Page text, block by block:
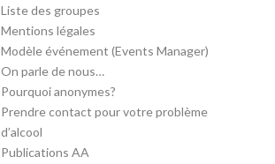
Liste des groupes
Mentions légales
Modèle événement (Events Manager)
On parle de nous…
Pourquoi anonymes?
Prendre contact pour votre problème
d’alcool
Publications AA